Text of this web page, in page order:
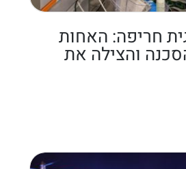
חריפה: האחות
והצילה את